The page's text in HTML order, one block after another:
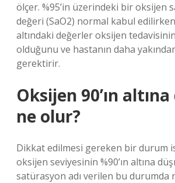
ölçer. %95’in üzerindeki bir oksijen
değeri (SaO2) normal kabul
altındaki değerler oksijen
olduğunu ve hastanın daha
gerektirir.
Oksijen 90’ın
ne olur?
Dikkat edilmesi gereken bir durum
oksijen seviyesinin %90’ın altına
satürasyon adı verilen bu durumda